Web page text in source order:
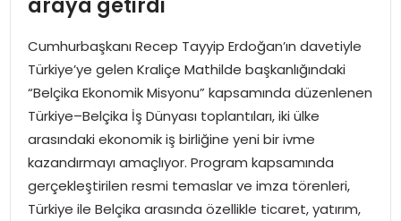
Cumhurbaşkanı Recep Tayyip Erdoğan’ın davetiyle
Türkiye’ye gelen Kraliçe Mathilde başkanlığındaki
“Belçika Ekonomik Misyonu” kapsamında düzenlenen
Türkiye–Belçika İş Dünyası toplantıları, iki ülke
arasındaki ekonomik iş birliğine yeni bir ivme
kazandırmayı amaçlıyor. Program kapsamında
gerçekleştirilen resmi temaslar ve imza törenleri,
Türkiye ile Belçika arasında özellikle ticaret, yatırım,